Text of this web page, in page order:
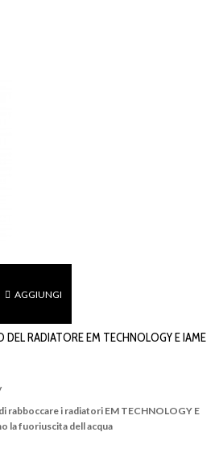
AGGIUNGI
DEL RADIATORE EM TECHNOLOGY E IAME
rabboccare i radiatori EM TECHNOLOGY E
la fuoriuscita dell acqua